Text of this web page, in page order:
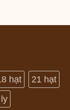
hạt
21 hạt